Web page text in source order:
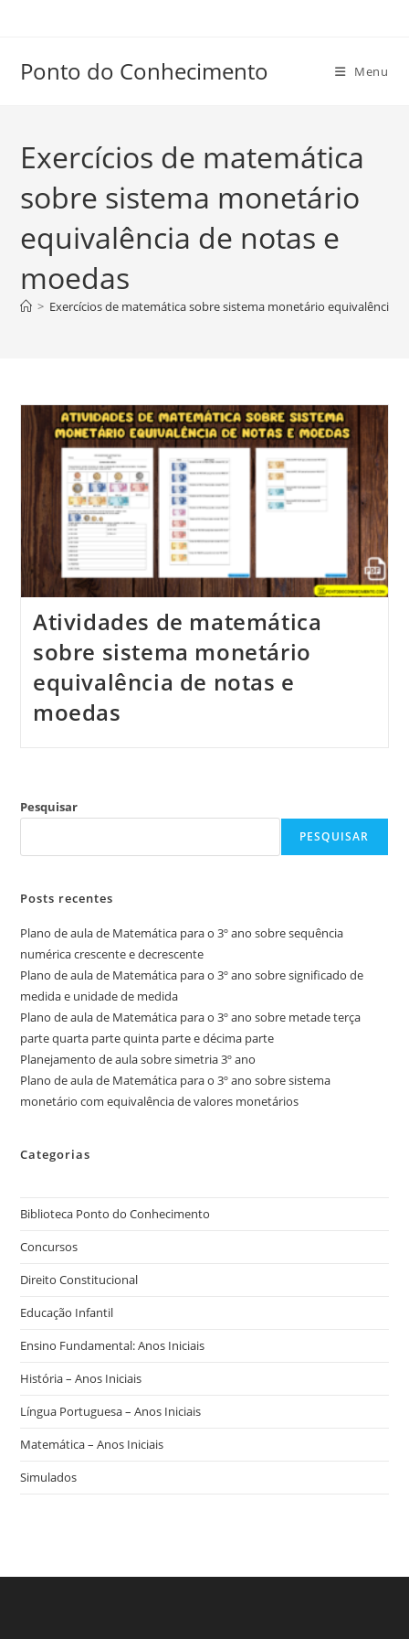
conteúdo
Ponto do Conhecimento Menu
Exercícios de matemática
sobre sistema monetário
equivalência de notas e
moedas
> Exercícios de matemática sobre sistema monetário equivalência
Atividades de matemática
sobre sistema monetário
equivalência de notas e
moedas
Pesquisar
PESQUISAR
Posts recentes
Plano de aula de Matemática para o 3º ano sobre sequência
numérica crescente e decrescente
Plano de aula de Matemática para o 3º ano sobre significado de
medida e unidade de medida
Plano de aula de Matemática para o 3º ano sobre metade terça
parte quarta parte quinta parte e décima parte
Planejamento de aula sobre simetria 3º ano
Plano de aula de Matemática para o 3º ano sobre sistema
monetário com equivalência de valores monetários
Categorias
Biblioteca Ponto do Conhecimento
Concursos
Direito Constitucional
Educação Infantil
Ensino Fundamental: Anos Iniciais
História – Anos Iniciais
Língua Portuguesa – Anos Iniciais
Matemática – Anos Iniciais
Simulados